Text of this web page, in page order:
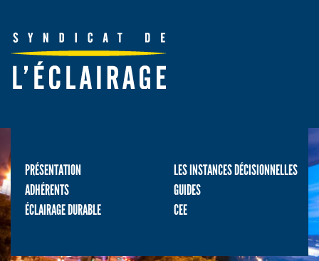
PRÉSENTATION
LES INSTANCES DÉCISIONNELLES
ADHÉRENTS
GUIDES
ÉCLAIRAGE DURABLE
CEE